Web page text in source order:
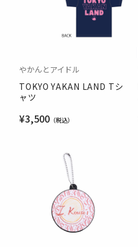
やかんとアイドル
TOKYO YAKAN LAND Tシ
ャツ
¥3,500